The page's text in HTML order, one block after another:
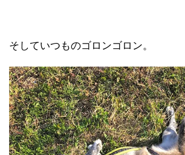
そしていつものゴロンゴロン。